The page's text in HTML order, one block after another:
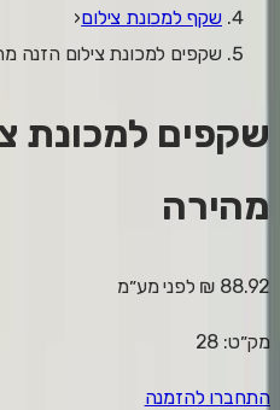
שקף למכונת צילום‹
שקפים למכונת צילום הזנה
שקפים למכונת
מהירה
88.92 ₪ לפני מע״מ
מק״ט: 28
התחברו להזמנה